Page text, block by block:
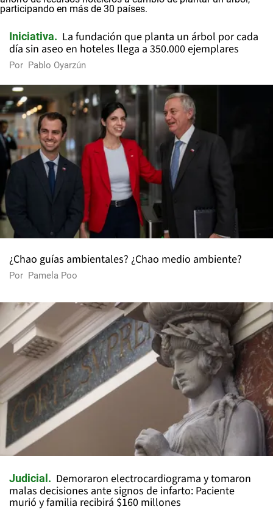
Iniciativa
La fundación que planta un árbol por cada
día sin aseo en hoteles llega a 350.000 ejemplares
Por Pablo Oyarzún
¿Chao guías ambientales? ¿Chao medio ambiente?
Por Pamela Poo
Judicial
Demoraron electrocardiograma y tomaron
malas decisiones ante signos de infarto: Paciente
murió y familia recibirá $160 millones